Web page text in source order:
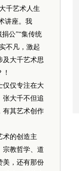
千艺术人生
讲座。我
公”“集传统
不凡，激起
及大千艺术思
仅专注在大
张大千不但追
有其艺术创作
的创造主
宗教哲学、道
美，还有那份